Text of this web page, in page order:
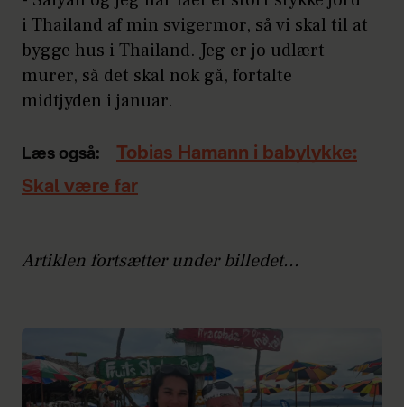
i Thailand af min svigermor, så vi skal til at
bygge hus i Thailand. Jeg er jo udlært
murer, så det skal nok gå, fortalte
midtjyden i januar.
Læs også:
Tobias Hamann i babylykke:
Skal være far
Artiklen fortsætter under billedet...